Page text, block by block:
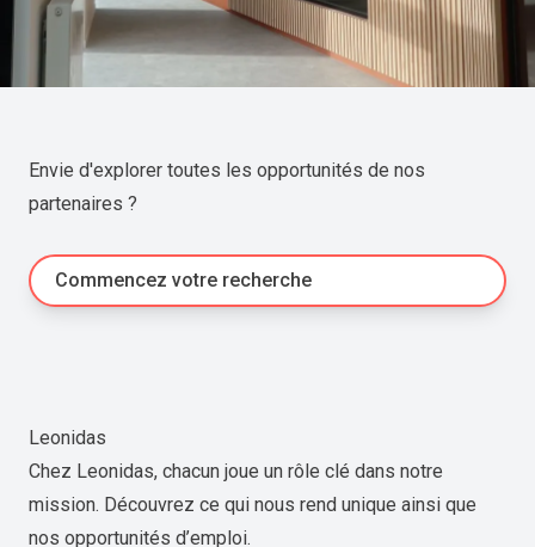
Envie d'explorer toutes les opportunités de nos
partenaires ?
Commencez votre recherche
Leonidas
Chez Leonidas, chacun joue un rôle clé dans notre
mission. Découvrez ce qui nous rend unique ainsi que
nos opportunités d’emploi.